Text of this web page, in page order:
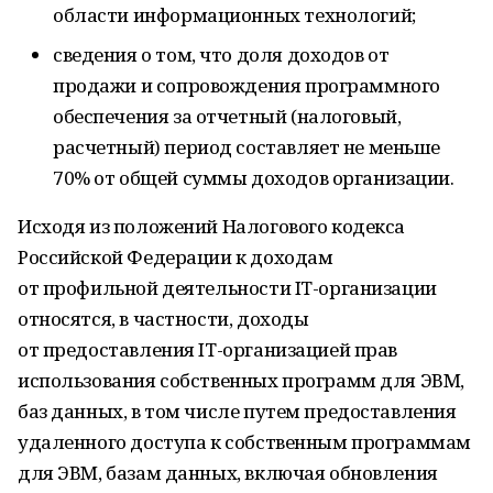
области информационных технологий;
сведения о том, что доля доходов от
продажи и сопровождения программного
обеспечения за отчетный (налоговый,
расчетный) период составляет не меньше
70% от общей суммы доходов организации.
Исходя из положений Налогового кодекса
Российской Федерации к доходам
от профильной деятельности IT-организации
относятся, в частности, доходы
от предоставления IT-организацией прав
использования собственных программ для ЭВМ,
баз данных, в том числе путем предоставления
удаленного доступа к собственным программам
для ЭВМ, базам данных, включая обновления